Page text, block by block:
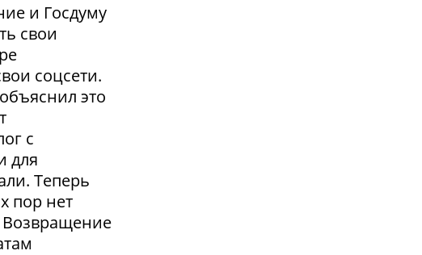
и Госдуму
свои
соцсети.
это
с
для
Теперь
пор нет
Возвращение